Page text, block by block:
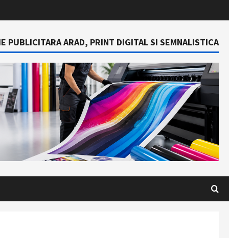
PUBLICITARA ARAD, PRINT DIGITAL SI SEMNALISTICA